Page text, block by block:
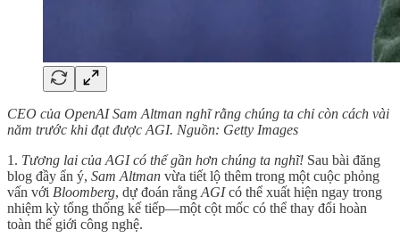
CEO của OpenAI Sam Altman nghĩ rằng chúng ta chỉ còn cách vài
năm trước khi đạt được AGI. Nguồn: Getty Images
1. Tương lai của AGI có thể gần hơn chúng ta nghĩ! Sau bài đăng
blog đầy ẩn ý, Sam Altman vừa tiết lộ thêm trong một cuộc phỏng
vấn với Bloomberg, dự đoán rằng AGIcó thể xuất hiện ngay trong
nhiệm kỳ tổng thống kế tiếp—một cột mốc có thể thay đổi hoàn
toàn thế giới công nghệ.